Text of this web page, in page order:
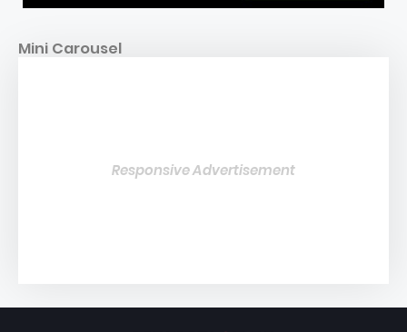
Mini Carousel
Responsive Advertisement